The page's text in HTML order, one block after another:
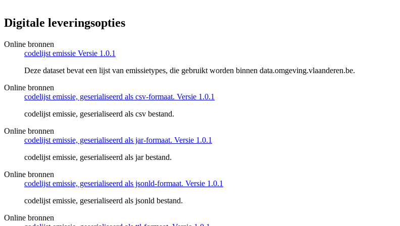
Digitale leveringsopties
Online bronnen
codelijst emissie Versie 1.0.1
Deze dataset bevat een lijst van emissietypes, die gebruikt worden binnen data.omgeving.vlaanderen.be.
Online bronnen
codelijst emissie, geserialiseerd als csv-formaat. Versie 1.0.1
codelijst emissie, geserialiseerd als csv bestand.
Online bronnen
codelijst emissie, geserialiseerd als jar-formaat. Versie 1.0.1
codelijst emissie, geserialiseerd als jar bestand.
Online bronnen
codelijst emissie, geserialiseerd als jsonld-formaat. Versie 1.0.1
codelijst emissie, geserialiseerd als jsonld bestand.
Online bronnen